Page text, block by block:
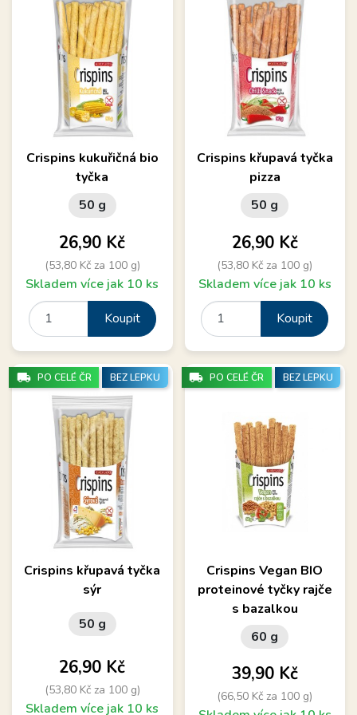
Crispins kukuřičná bio
tyčka
50 g
Cena
26,90 Kč
(53,80 Kč za 100 g)
Skladem více jak 10 ks
Koupit
Crispins křupavá tyčka
pizza
50 g
Cena
26,90 Kč
(53,80 Kč za 100 g)
Skladem více jak 10 ks
Koupit
Crispins křupavá tyčka
sýr
50 g
Cena
26,90 Kč
(53,80 Kč za 100 g)
Skladem více jak 10 ks
local_shipping PO CELÉ ČR BEZ LEPKU
Crispins Vegan BIO
proteinové tyčky rajče
s bazalkou
60 g
Cena
39,90 Kč
(66,50 Kč za 100 g)
local_shipping PO CELÉ ČR BEZ LEPKU